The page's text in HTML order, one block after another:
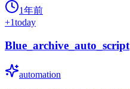
1年前
+1today
Blue_archive_auto_script
automation